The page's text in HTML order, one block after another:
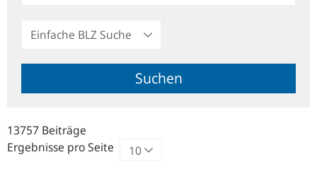
Suche
Suchen
13757 Beiträge
Ergebnisse pro Seite